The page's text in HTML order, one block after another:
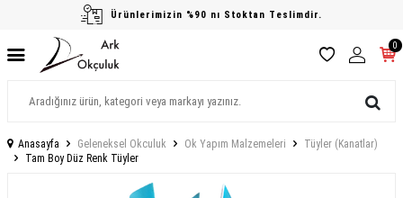
Ürünlerimizin %90 nı Stoktan Teslimdir.
0
Anasayfa Geleneksel Okculuk Ok Yapım Malzemeleri
Tüyler (Kanatlar)
Tam Boy Düz Renk Tüyler